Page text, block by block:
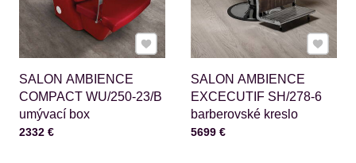
SALON AMBIENCE
COMPACT WU/250-23/B
umývací box
Cena s DPH
2332 €
Pridať k Obľúbeným
SALON AMBIENCE
EXCECUTIF SH/278-6
barberovské kreslo
Cena s DPH
5699 €
Pridať